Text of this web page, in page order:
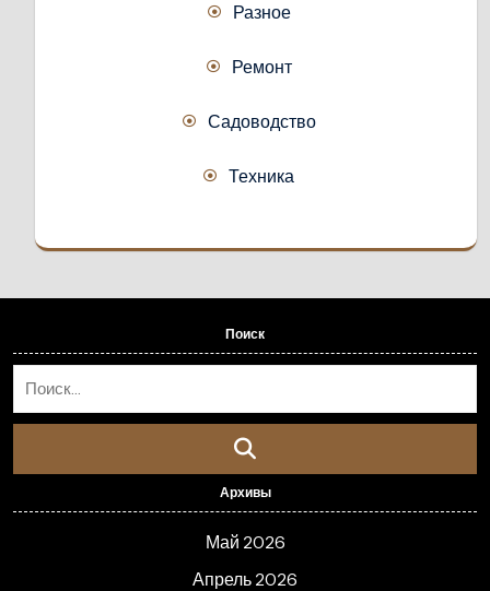
Разное
Ремонт
Садоводство
Техника
Поиск
Архивы
Май 2026
Апрель 2026